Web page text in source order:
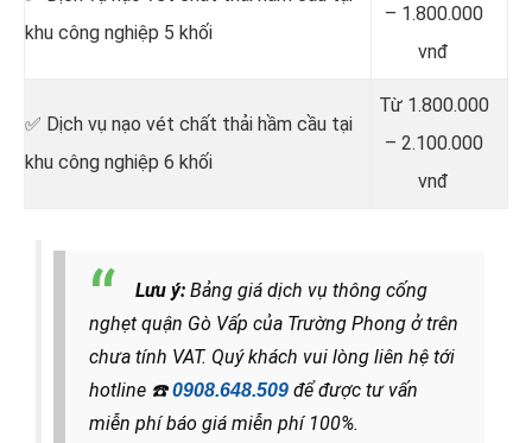
khu công nghiệp 5 khối
– 1.800.000
vnđ
✅ Dịch vụ nạo vét chất thải hầm cầu tại
khu công nghiệp 6 khối
Từ 1.800.000
– 2.100.000
vnđ
Lưu ý: Bảng giá dịch vụ thông cống
nghẹt quận Gò Vấp của Trường Phong ở trên
chưa tính VAT. Quý khách vui lòng liên hệ tới
hotline ☎️0908.648.509 để được tư vấn
miễn phí báo giá miễn phí 100%.